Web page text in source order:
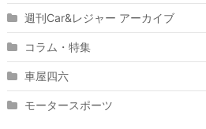
週刊Car&レジャー アーカイブ
コラム・特集
車屋四六
モータースポーツ